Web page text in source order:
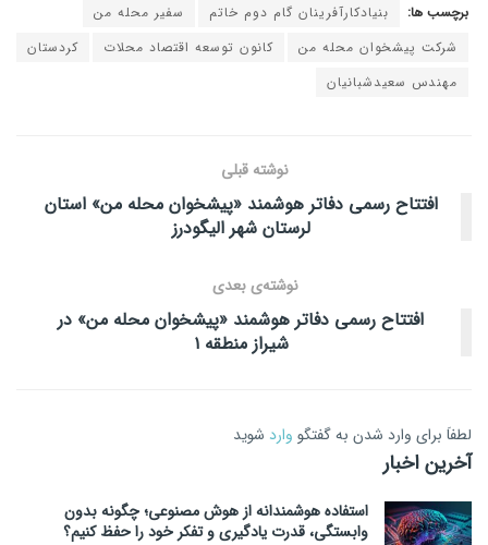
برچسب ها: بنیادکارآفرینان گام دوم خاتم
سفیر محله من
شرکت پیشخوان محله من
کانون توسعه اقتصاد محلات
کردستان
مهندس سعیدشبانیان
نوشته قبلی
افتتاح رسمی دفاتر هوشمند «پیشخوان محله من» استان
لرستان شهر الیگودرز
نوشته‌ی بعدی
افتتاح رسمی دفاتر هوشمند «پیشخوان محله من» در
شیراز منطقه ۱
لطفاَ برای وارد شدن به گفتگو وارد شوید
آخرین اخبار
استفاده هوشمندانه از هوش مصنوعی؛ چگونه بدون
وابستگی، قدرت یادگیری و تفکر خود را حفظ کنیم؟